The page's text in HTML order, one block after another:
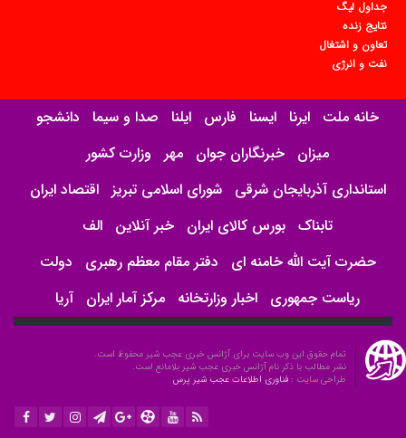
جداول لیگ
نتایج زنده
تعاون و اشتغال
نفت و انرژی
خانه ملت ایرنا ایسنا فارس ایلنا صدا و سیما دانشجو
میزان خبرنگاران جوان مهر وزارت کشور
استانداری آذربایجان شرقی
شورای اسلامی تبریز اقتصاد ایران
تابناک بورس کالای ایران خبر آنلاین الف
حضرت آیت الله خامنه ای
دفتر مقام معظم رهبری
دولت
ریاست جمهوری اخبار وزارتخانه مرکز آمار ایران آریا
تمام حقوق این وب سایت برای آژانس خبری عجب شیر محفوظ است.
نشر مطالب با ذکر نام آژانس خبری عجب شیر بلامانع است.
طراحی سایت : فناوری اطلاعات عجب شیر پرس